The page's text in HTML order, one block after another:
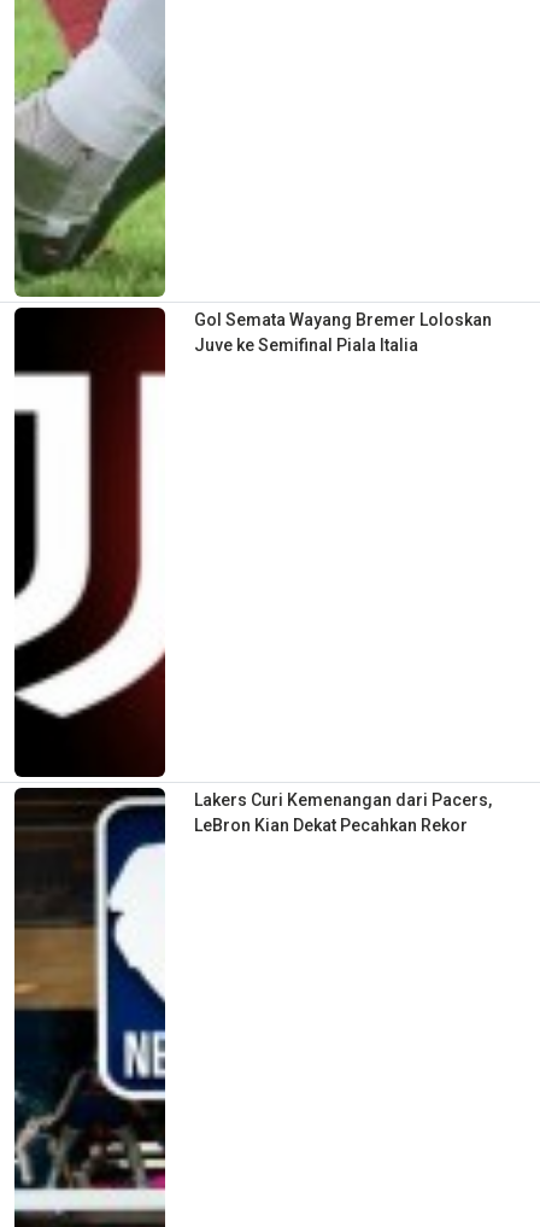
Gol Semata Wayang Bremer Loloskan
Juve ke Semifinal Piala Italia
Lakers Curi Kemenangan dari Pacers,
LeBron Kian Dekat Pecahkan Rekor